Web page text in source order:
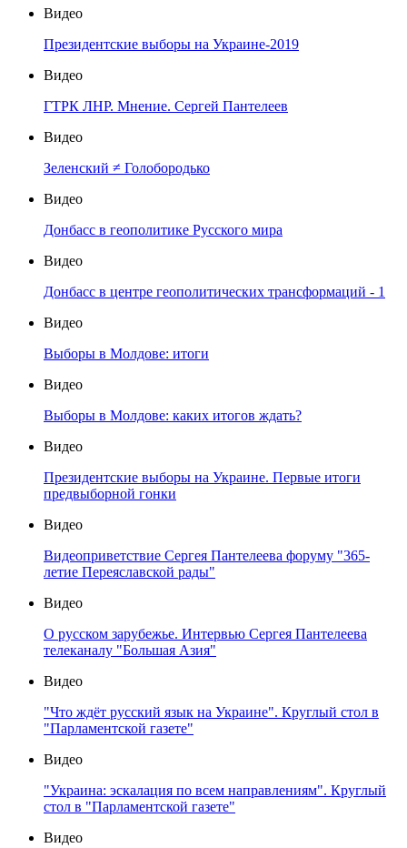
Видео
Президентские выборы на Украине-2019
Видео
ГТРК ЛНР. Мнение. Сергей Пантелеев
Видео
Зеленский ≠ Голобородько
Видео
Донбасс в геополитике Русского мира
Видео
Донбасс в центре геополитических трансформаций - 1
Видео
Выборы в Молдове: итоги
Видео
Выборы в Молдове: каких итогов ждать?
Видео
Президентские выборы на Украине. Первые итоги
предвыборной гонки
Видео
Видеоприветствие Сергея Пантелеева форуму "365-
летие Переяславской рады"
Видео
О русском зарубежье. Интервью Сергея Пантелеева
телеканалу "Большая Азия"
Видео
"Что ждёт русский язык на Украине". Круглый стол в
"Парламентской газете"
Видео
"Украина: эскалация по всем направлениям". Круглый
стол в "Парламентской газете"
Видео